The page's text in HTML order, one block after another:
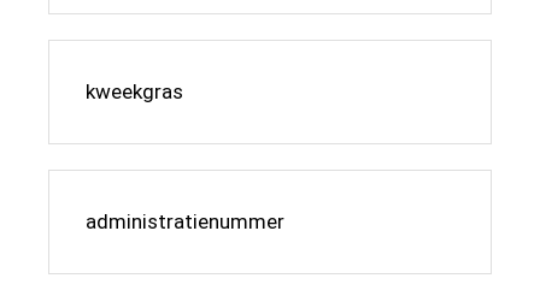
kweekgras
administratienummer